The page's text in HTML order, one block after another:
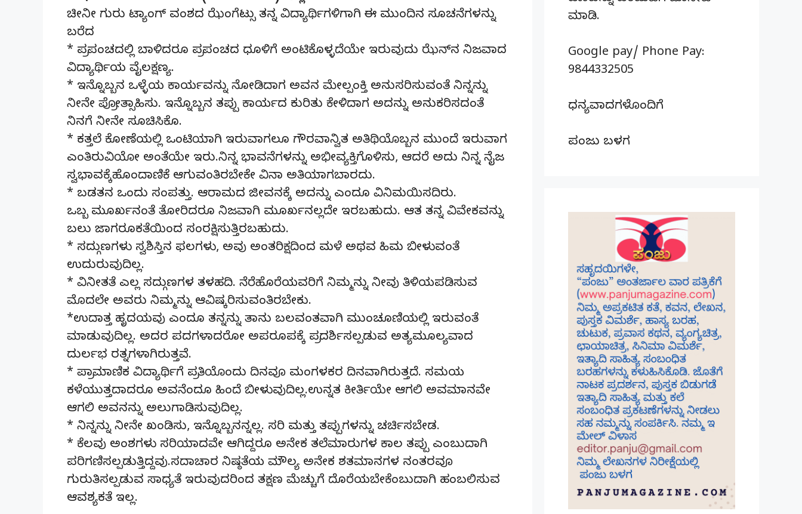
ಚೀನೀ ಗುರು ಟ್ಯಾಂಗ್ ವಂಶದ ಝೆಂಗೆಟ್ಸು ತನ್ನ ವಿದ್ಯಾರ್ಥಿಗಳಿಗಾಗಿ ಈ ಮುಂದಿನ ಸೂಚನೆಗಳನ್ನು
ಬರೆದ
* ಪ್ರಪಂಚದಲ್ಲಿ ಬಾಳಿದರೂ ಪ್ರಪಂಚದ ಧೂಳಿಗೆ ಅಂಟಿಕೊಳ್ಳದೆಯೇ ಇರುವುದು ಝೆನ್‌ನ ನಿಜವಾದ
ವಿದ್ಯಾರ್ಥಿಯ ವೈಲಕ್ಷಣ್ಯ.
* ಇನ್ನೊಬ್ಬನ ಒಳ್ಳೆಯ ಕಾರ್ಯವನ್ನು ನೋಡಿದಾಗ ಅವನ ಮೇಲ್ಪಂಕ್ತಿ ಅನುಸರಿಸುವಂತೆ ನಿನ್ನನ್ನು
ನೀನೇ ಪ್ರೋತ್ಸಾಹಿಸು. ಇನ್ನೊಬ್ಬನ ತಪ್ಪು ಕಾರ್ಯದ ಕುರಿತು ಕೇಳಿದಾಗ ಅದನ್ನು ಅನುಕರಿಸದಂತೆ
ನಿನಗೆ ನೀನೇ ಸೂಚಿಸಿಕೊ.
* ಕತ್ತಲೆ ಕೋಣೆಯಲ್ಲಿ ಒಂಟಿಯಾಗಿ ಇರುವಾಗಲೂ ಗೌರವಾನ್ವಿತ ಅತಿಥಿಯೊಬ್ಬನ ಮುಂದೆ ಇರುವಾಗ
ಎಂತಿರುವಿಯೋ ಅಂತೆಯೇ ಇರು.ನಿನ್ನ ಭಾವನೆಗಳನ್ನು ಅಭೀವ್ಯಕ್ತಿಗೊಳಿಸು, ಆದರೆ ಅದು ನಿನ್ನ ನೈಜ
ಸ್ವಭಾವಕ್ಕೆಹೊಂದಾಣಿಕೆ ಆಗುವಂತಿರಬೇಕೇ ವಿನಾ ಅತಿಯಾಗಬಾರದು.
* ಬಡತನ ಒಂದು ಸಂಪತ್ತು. ಆರಾಮದ ಜೀವನಕ್ಕೆ ಅದನ್ನು ಎಂದೂ ವಿನಿಮಯಿಸದಿರು.
ಒಬ್ಬ ಮೂರ್ಖನಂತೆ ತೋರಿದರೂ ನಿಜವಾಗಿ ಮೂರ್ಖನಲ್ಲದೇ ಇರಬಹುದು. ಆತ ತನ್ನ ವಿವೇಕವನ್ನು
ಬಲು ಜಾಗರೂಕತೆಯಿಂದ ಸಂರಕ್ಷಿಸುತ್ತಿರಬಹುದು.
* ಸದ್ಗುಣಗಳು ಸ್ವಶಿಸ್ತಿನ ಫಲಗಳು, ಅವು ಅಂತರಿಕ್ಷದಿಂದ ಮಳೆ ಅಥವ ಹಿಮ ಬೀಳುವಂತೆ
ಉದುರುವುದಿಲ್ಲ.
* ವಿನೀತತೆ ಎಲ್ಲ ಸದ್ಗುಣಗಳ ತಳಹದಿ. ನೆರೆಹೊರೆಯವರಿಗೆ ನಿಮ್ಮನ್ನು ನೀವು ತಿಳಿಯಪಡಿಸುವ
ಮೊದಲೇ ಅವರು ನಿಮ್ಮನ್ನು ಆವಿಷ್ಕರಿಸುವಂತಿರಬೇಕು.
*ಉದಾತ್ತ ಹೃದಯವು ಎಂದೂ ತನ್ನನ್ನು ತಾನು ಬಲವಂತವಾಗಿ ಮುಂಚೂಣಿಯಲ್ಲಿ ಇರುವಂತೆ
ಮಾಡುವುದಿಲ್ಲ. ಅದರ ಪದಗಳಾದರೋ ಅಪರೂಪಕ್ಕೆ ಪ್ರದರ್ಶಿಸಲ್ಪಡುವ ಅತ್ಯಮೂಲ್ಯವಾದ
ದುರ್ಲಭ ರತ್ನಗಳಾಗಿರುತ್ತವೆ.
* ಪ್ರಾಮಾಣಿಕ ವಿದ್ಯಾರ್ಥಿಗೆ ಪ್ರತಿಯೊಂದು ದಿನವೂ ಮಂಗಳಕರ ದಿನವಾಗಿರುತ್ತದೆ. ಸಮಯ
ಕಳೆಯುತ್ತದಾದರೂ ಅವನೆಂದೂ ಹಿಂದೆ ಬೀಳುವುದಿಲ್ಲ.ಉನ್ನತ ಕೀರ್ತಿಯೇ ಆಗಲಿ ಅವಮಾನವೇ
ಆಗಲಿ ಅವನನ್ನು ಅಲುಗಾಡಿಸುವುದಿಲ್ಲ.
* ನಿನ್ನನ್ನು ನೀನೇ ಖಂಡಿಸು, ಇನ್ನೊಬ್ಬನನ್ನಲ್ಲ. ಸರಿ ಮತ್ತು ತಪ್ಪುಗಳನ್ನು ಚರ್ಚಿಸಬೇಡ.
* ಕೆಲವು ಅಂಶಗಳು ಸರಿಯಾದವೇ ಆಗಿದ್ದರೂ ಅನೇಕ ತಲೆಮಾರುಗಳ ಕಾಲ ತಪ್ಪು ಎಂಬುದಾಗಿ
ಪರಿಗಣಿಸಲ್ಪಡುತ್ತಿದ್ದವು.ಸದಾಚಾರ ನಿಷ್ಠತೆಯ ಮೌಲ್ಯ ಅನೇಕ ಶತಮಾನಗಳ ನಂತರವೂ
ಗುರುತಿಸಲ್ಪಡುವ ಸಾಧ್ಯತೆ ಇರುವುದರಿಂದ ತಕ್ಷಣ ಮೆಚ್ಚುಗೆ ದೊರೆಯಬೇಕೆಂಬುದಾಗಿ ಹಂಬಲಿಸುವ
ಆವಶ್ಯಕತೆ ಇಲ್ಲ.
ಮಾಡಿ.
Google pay/ Phone Pay:
9844332505
ಧನ್ಯವಾದಗಳೊಂದಿಗೆ
ಪಂಜು ಬಳಗ